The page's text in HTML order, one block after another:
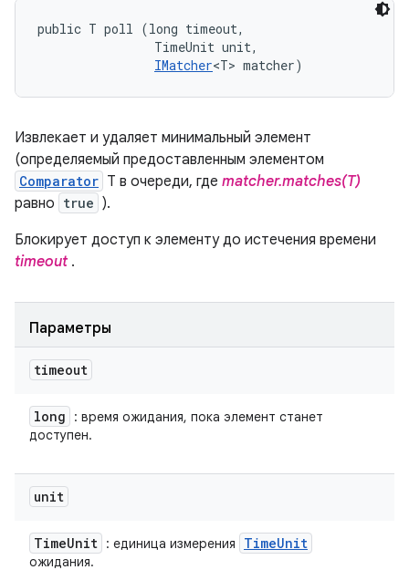
public T poll (long timeout,
                TimeUnit unit,
IMatcher<T> matcher)
Извлекает и удаляет минимальный элемент
(определяемый предоставленным элементом
Comparator T в очереди, где matcher.matches(T)
равно true ).
Блокирует доступ к элементу до истечения времени
timeout.
Параметры
timeout
long
: время ожидания, пока элемент станет
доступен.
unit
TimeUnit : единица измерения TimeUnit
ожидания.